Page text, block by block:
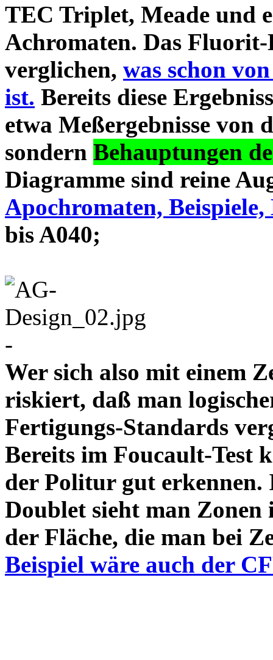
TEC Triplet, Meade und
Achromaten. Das
verglichen, was schon
ist. Bereits diese
etwa Meßergebnisse von
sondern Behauptungen
Diagramme sind reine
Apochromaten, Beispiele,
bis A040;
-
Wer sich also mit einem
riskiert, daß man
Fertigungs-Standards
Bereits im Foucault-Test
der Politur gut
Doublet sieht man Zonen
der Fläche, die man bei
Beispiel wäre auch der